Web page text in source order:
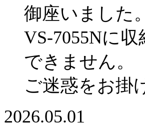
御座いました。
VS-7055Nに
できません。
ご迷惑をお掛
2026.05.01